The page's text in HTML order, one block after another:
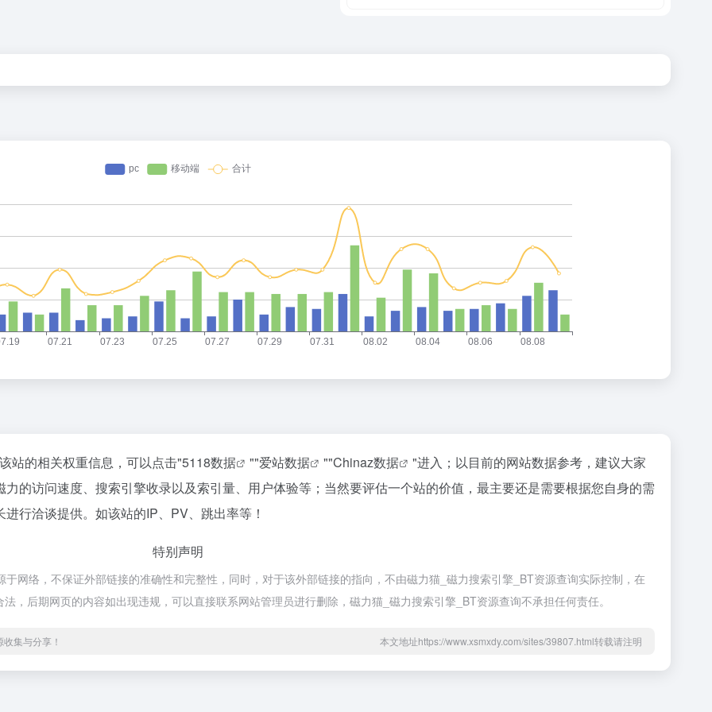
站的相关权重信息，可以点击"5118数据 ""爱站数据 ""Chinaz数据
"进入；以目前的网站数据参考，建议大家
的访问速度、搜索引擎收录以及索引量、用户体验等；当然要评估一个站的价值，最主要还是需要根据您自身的需
行洽谈提供。如该站的IP、PV、跳出率等！
特别声明
网络，不保证外部链接的准确性和完整性，同时，对于该外部链接的指向，不由磁力猫_磁力搜索引擎_BT资源查询实际控制，在
，后期网页的内容如出现违规，可以直接联系网站管理员进行删除，磁力猫_磁力搜索引擎_BT资源查询不承担任何责任。
集与分享！ 本文地址https://www.xsmxdy.com/sites/39807.html转载请注明